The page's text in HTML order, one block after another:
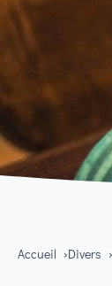
Accueil Divers